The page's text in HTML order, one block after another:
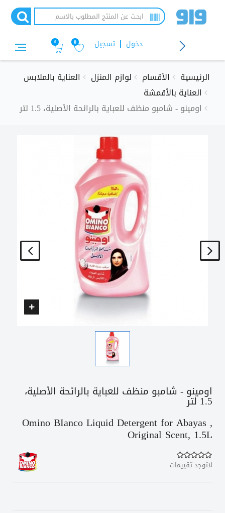
تسجيل دخول 0
0
الرئيسية الأقسام لوازم المنزل
العناية بالملابس
العناية بالأقمشة
اومينو - شامبو منظف للعباية بالرائحة الأصلية، 1.5 لتر
اومينو - شامبو منظف للعباية بالرائحة الأصلية،
1.5 لتر
Omino BIanco Liquid Detergent for Abayas ,
Original Scent, 1.5L
لاتوجد تقييمات